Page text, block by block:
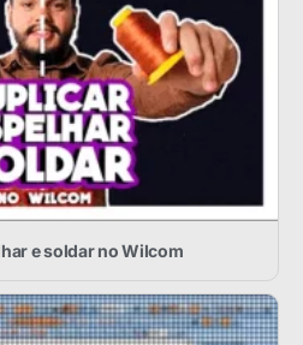
e soldar no Wilcom